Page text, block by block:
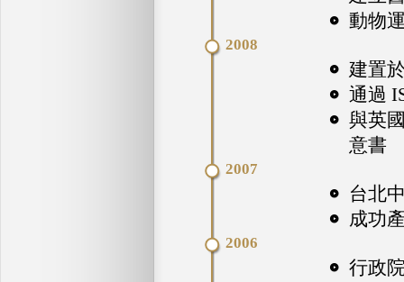
動物
2008
建置
通過
與英
意書
2007
台北
成功
2006
行政